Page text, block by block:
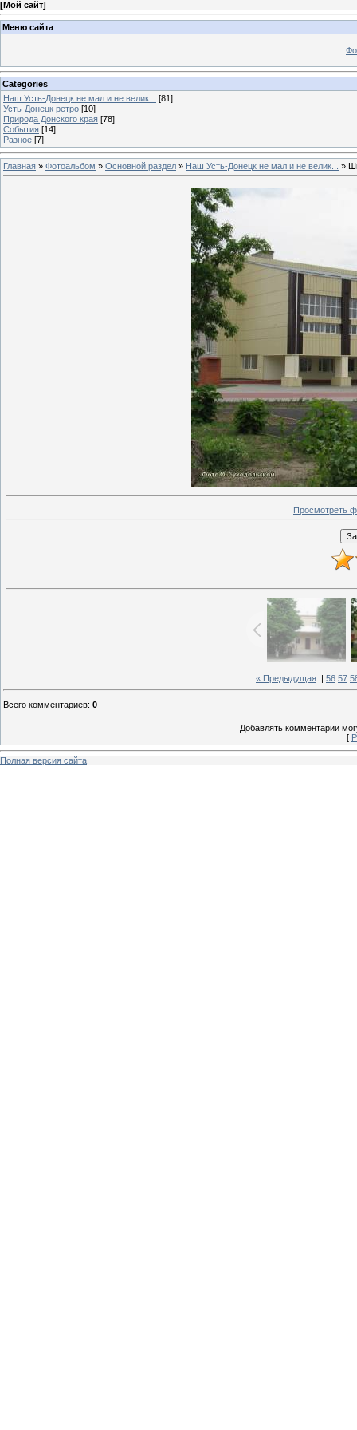
[Мой сайт]
Меню сайта
Categories
Наш Усть-Донецк не мал и не велик...
[81]
Усть-Донецк ретро [10]
Природа Донского края [78]
События [14]
Разное [7]
Главная » Фотоальбом » Основной раздел » Наш Усть-Донецк не мал и не велик... »
Просмотреть
« Предыдущая | 56 57
Всего комментариев: 0
Добавлять комментарии
[
Полная версия сайта